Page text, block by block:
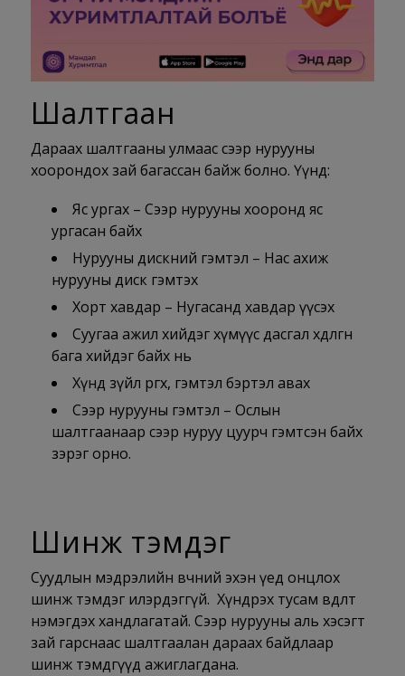
Шалтгаан
Дараах шалтгааны улмаас сээр нурууны
хоорондох зай багассан байж болно. Үүнд:
Яс ургах – Сээр нурууны хооронд яс
ургасан байх
Нурууны дискний гэмтэл – Нас ахиж
нурууны диск гэмтэх
Хорт хавдар – Нугасанд хавдар үүсэх
Суугаа ажил хийдэг хүмүүс дасгал хөдөлгөөн
бага хийдэг байх нь
Хүнд зүйл өргөх, гэмтэл бэртэл авах
Сээр нурууны гэмтэл – Ослын
шалтгаанаар сээр нуруу цуурч гэмтсэн байх
зэрэг орно.
Шинж тэмдэг
Суудлын мэдрэлийн өвчний эхэн үед онцлох
шинж тэмдэг илэрдэггүй. Хүндрэх тусам өвдөлт
нэмэгдэх хандлагатай. Сээр нурууны аль хэсэгт
зай гарснаас шалтгаалан дараах байдлаар
шинж тэмдгүүд ажиглагдана.